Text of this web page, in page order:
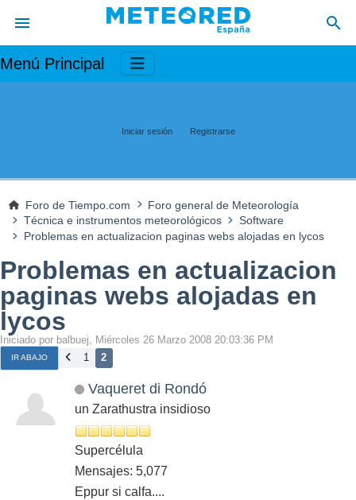
Menú Principal
Iniciar sesión Registrarse
Foro de Tiempo.com
Foro general de Meteorología
Técnica e instrumentos meteorológicos
Software
Problemas en actualizacion paginas webs alojadas en lycos
Problemas en actualizacion
paginas webs alojadas en
lycos
Iniciado por balbuej, Miércoles 26 Marzo 2008 20:03:36 PM
IR ABAJO 1 2
Vaqueret di Rondó
un Zarathustra insidioso
Supercélula
Mensajes: 5,077
Eppur si calfa....